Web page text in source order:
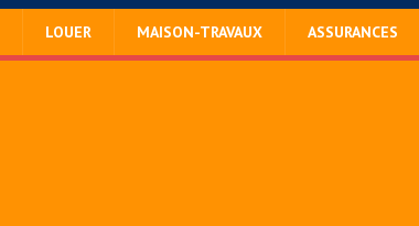
LOUER MAISON-TRAVAUX ASSURANCES